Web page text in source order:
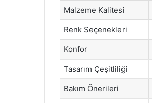
Malzeme Kalitesi
Renk Seçenekleri
Konfor
Tasarım Çeşitliliği
Bakım Önerileri